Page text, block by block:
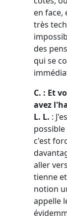
en face,
très
des
qui se
C. : Et
avez
L. L. :
c'est
aller
tienne
notion
appelle